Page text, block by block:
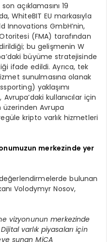
açıklamasını 19
WhiteBIT EU markasıyla
Innovations GmbH’nin,
(FMA) tarafından
bu gelişmenin W
büyüme stratejisinde
ifade edildi. Ayrıca, tek
sunulmasına olanak
yaklaşımı
kullanıcılar için
Avrupa
kripto varlık hizmetleri
merkezinde yer
bulunan
Volodymyr Nosov,
vizyonunun merkezinde
varlık piyasaları için
sunan MiCA